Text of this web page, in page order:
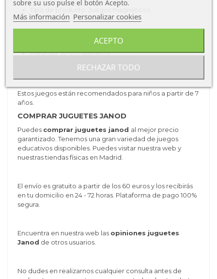
Tipo de producto: Juegos magnéticos.
Material: madera.
Medidas: 50cm diámetro.
Estos juegos están recomendados para niños a partir de 7
años.
COMPRAR JUGUETES JANOD
Puedes comprar juguetes janod al mejor precio
garantizado. Tenemos una gran variedad de juegos
educativos disponibles. Puedes visitar nuestra web y
nuestras tiendas físicas en Madrid.
El envío es gratuito a partir de los 60 euros y los recibirás
en tu domicilio en 24 - 72 horas. Plataforma de pago 100%
segura.
Encuentra en nuestra web las opiniones juguetes
Janod de otros usuarios.
No dudes en realizarnos cualquier consulta antes de
sobre su uso pulse el botón Acepto.
Más información Personalizar cookies
RECHAZAR TODO
ACEPTO